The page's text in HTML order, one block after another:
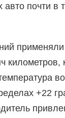
авто почти в
километров,
+22